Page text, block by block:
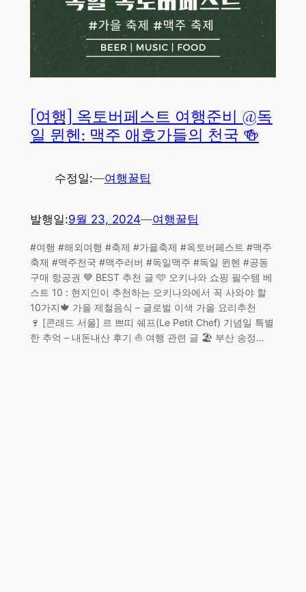
[여행] 옥토버페스트 여행준비 @독
일 뮌헨: 맥주 애호가들의 천국 🍻
수정일:—여행꿀팁
발행일:9월 23, 2024—여행꿀팁
#여행 #해외여행 #축제 #가을축제 #옥토버페스트 #맥주
축제 #맥주천국 #맥주러버 #독일맥주 #독일 뮌헨 #공동
구매 항공권 💙 BEST 추천 글 🩵 오키나와 쇼핑 필수템 베
스트 10 : 현지인이 추천하는 오키나와에서 꼭 사와야 할
10가지🍁 가을 제철음식 – 글로벌 이색 가을 요리추천
🍷 [콘래드 서울] 르 쁘띠 쉐프(Le Petit Chef) 기념일 특별
한 추억 – 내돈내산 후기 ⛵ 여행 관련 글 🏖️ 부산 송정…